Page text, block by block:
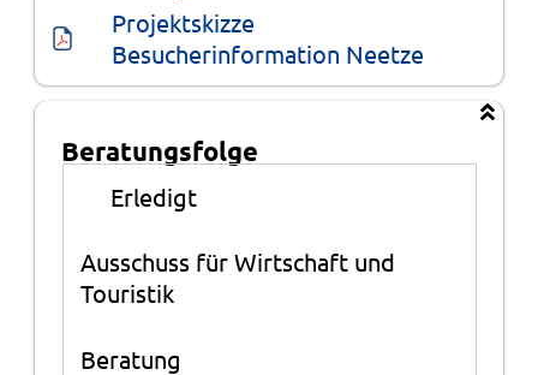
Projektskizze
Besucherinformation Neetze
Beratungsfolge
Beratungsfolge
Erledigt
Ausschuss für Wirtschaft und
Touristik
Beratung